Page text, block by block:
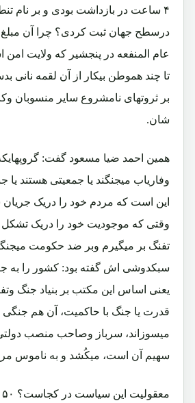
۴ ساعت در بازداشت بودی و بر نام
درسطح جهان ثبت کردی؟ چرا آن مبلغ
عام المنفعه در پنجشیر که ولایت امن
تا چند هموطن بیکار از آن لقمه نانی
بر ثروتهای نامشروع سایر منسوبان
شان.
همین احمد ضیا مسعود گفت:
وفاریاب میجنگند یا جمعیتی هستند
این است که مردم خود را دریک جریان
وقتی که موجودیت خود را دریک تشکل
تفنگ بر میگیرم وبر ضد حکومت
سبکدوشی اش گفته بود: کشور را به
یعنی اساس این مکتب بر بنیاد جنگ
قدرت یا جنگ با حاکمیت، آن هم جنگی
سهیم آن است، میکُشد و به ناموس